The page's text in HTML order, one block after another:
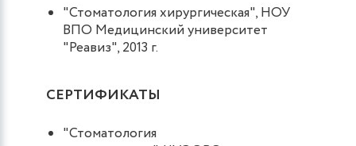
"Стоматология хирургическая", НОУ
ВПО Медицинский университет
"Реавиз", 2013 г.
СЕРТИФИКАТЫ
"Стоматология